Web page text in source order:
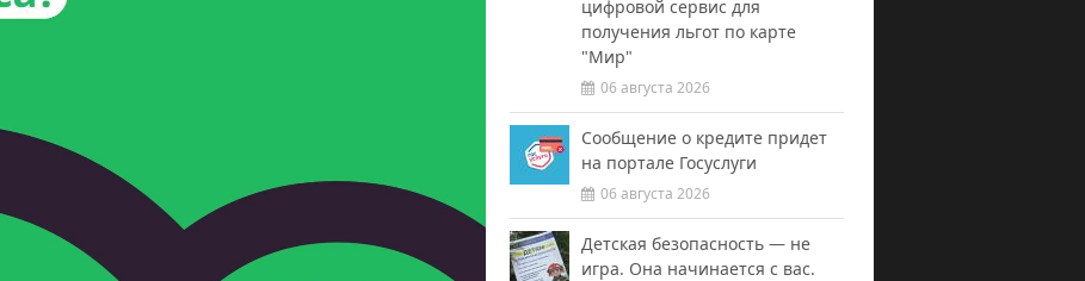
цифровой сервис для
получения льгот по карте
"Мир"
06 августа 2026
Сообщение о кредите придет
на портале Госуслуги
06 августа 2026
Детская безопасность — не
игра. Она начинается с вас.